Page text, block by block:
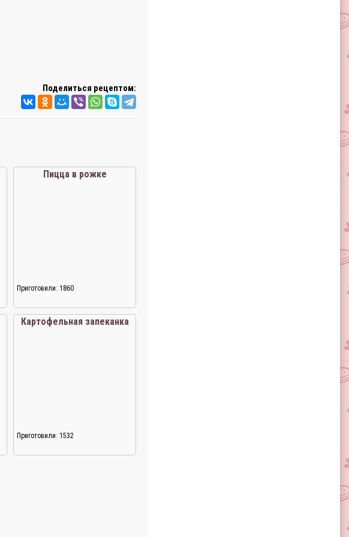
Поделиться рецептом:
Пицца в рожке
Приготовили: 1860
Картофельная запеканка
Приготовили: 1532